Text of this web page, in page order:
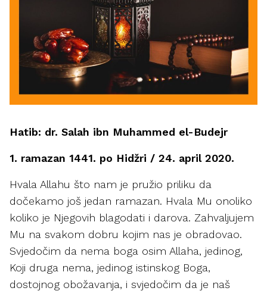
Hatib: dr. Salah ibn Muhammed el-Budejr
1. ramazan 1441. po Hidžri / 24. april 2020.
Hvala Allahu što nam je pružio priliku da
dočekamo još jedan ramazan. Hvala Mu onoliko
koliko je Njegovih blagodati i darova. Zahvaljujem
Mu na svakom dobru kojim nas je obradovao.
Svjedočim da nema boga osim Allaha, jedinog,
Koji druga nema, jedinog istinskog Boga,
dostojnog obožavanja, i svjedočim da je naš